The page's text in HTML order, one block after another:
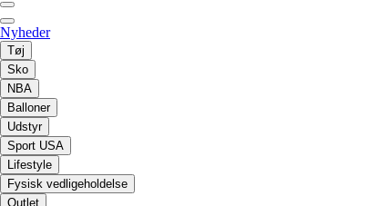
Nyheder
Tøj
Sko
NBA
Balloner
Udstyr
Sport USA
Lifestyle
Fysisk vedligeholdelse
Outlet